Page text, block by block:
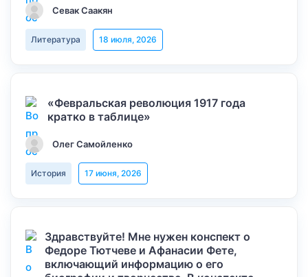
Севак Саакян
Литература 18 июля, 2026
«Февральская революция 1917 года
кратко в таблице»
Олег Самойленко
История 17 июня, 2026
Здравствуйте! Мне нужен конспект о
Федоре Тютчеве и Афанасии Фете,
включающий информацию о его